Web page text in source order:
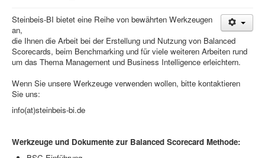
Steinbeis-BI bietet eine Reihe von bewährten Werkzeugen
an,
die Ihnen die Arbeit bei der Erstellung und Nutzung von Balanced
Scorecards, beim Benchmarking und für viele weiteren Arbeiten rund
um das Thema Management und Business Intelligence erleichtern.
Wenn Sie unsere Werkzeuge verwenden wollen, bitte kontaktieren
Sie uns:
info(at)steinbeis-bi.de
Werkzeuge und Dokumente zur Balanced Scorecard Methode: